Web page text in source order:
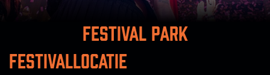
Festival park
Festivallocatie